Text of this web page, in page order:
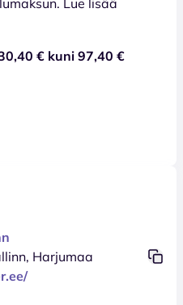
€ kuni 97,40 €
Harjumaa